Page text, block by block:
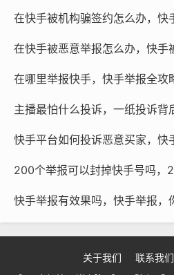
4. 遵守相关法律法规
在举报之前，请确保你遵守了快
内容，违反这些规定可能会导致
罚。
5. 注意事项
- 在举报过程中，请保持冷静，
- 如果喷子多次出现同样的违法
调查和处理。
- 投诉时，请尽量详细描述事件
主播最怕什么投诉，一纸投诉背
关于我们 联系我们